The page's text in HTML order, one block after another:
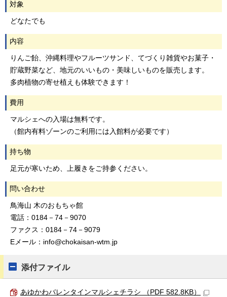
対象
どなたでも
内容
りんご飴、沖縄料理やフルーツサンド、てづくり雑貨やお菓子・
貯蔵野菜など、地元のいいもの・美味しいものを販売します。
多肉植物の寄せ植えも体験できます！
費用
マルシェへの入場は無料です。
（館内有料ゾーンのご利用には入館料が必要です）
持ち物
足元が寒いため、上履きをご持参ください。
問い合わせ
鳥海山 木のおもちゃ館
電話：0184－74－9070
ファクス：0184－74－9079
Eメール：info@chokaisan-wtm.jp
添付ファイル
あゆかわバレンタインマルシェチラシ （PDF 582.8KB）